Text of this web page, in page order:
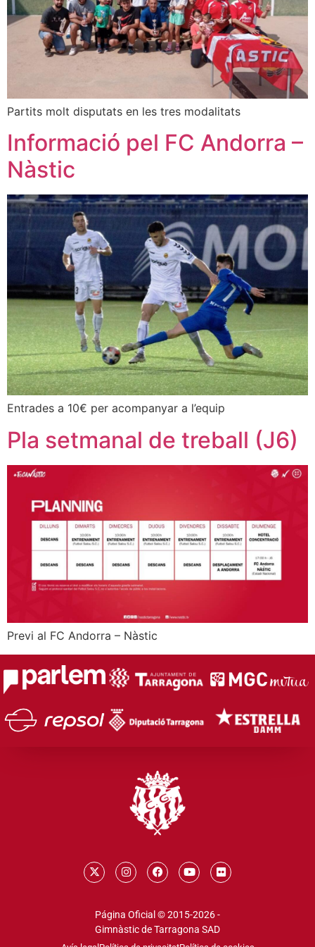
Partits molt disputats en les tres modalitats
Informació pel FC Andorra –
Nàstic
Entrades a 10€ per acompanyar a l’equip
Pla setmanal de treball (J6)
Previ al FC Andorra – Nàstic
Página Oficial © 2015-2026 -
Gimnàstic de Tarragona SAD